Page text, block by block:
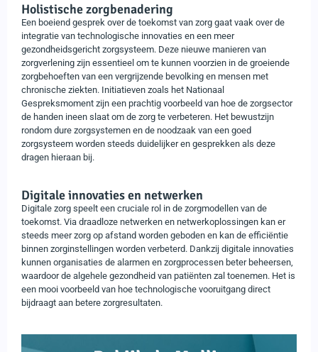
Holistische zorgbenadering
Een boeiend gesprek over de toekomst van zorg gaat vaak over de
integratie van technologische innovaties en een meer
gezondheidsgericht zorgsysteem. Deze nieuwe manieren van
zorgverlening zijn essentieel om te kunnen voorzien in de groeiende
zorgbehoeften van een vergrijzende bevolking en mensen met
chronische ziekten. Initiatieven zoals het Nationaal
Gespreksmoment zijn een prachtig voorbeeld van hoe de zorgsector
de handen ineen slaat om de zorg te verbeteren. Het bewustzijn
rondom dure zorgsystemen en de noodzaak van een goed
zorgsysteem worden steeds duidelijker en gesprekken als deze
dragen hieraan bij.
Digitale innovaties en netwerken
Digitale zorg speelt een cruciale rol in de zorgmodellen van de
toekomst. Via draadloze netwerken en netwerkoplossingen kan er
steeds meer zorg op afstand worden geboden en kan de efficiëntie
binnen zorginstellingen worden verbeterd. Dankzij digitale innovaties
kunnen organisaties de alarmen en zorgprocessen beter beheersen,
waardoor de algehele gezondheid van patiënten zal toenemen. Het is
een mooi voorbeeld van hoe technologische vooruitgang direct
bijdraagt aan betere zorgresultaten.